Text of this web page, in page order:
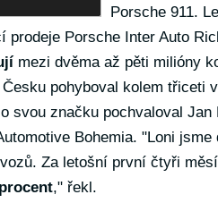
Porsche 911.
prodeje Porsche Inter Auto
mezi dvěma až pěti milióny
pohyboval kolem třiceti
svou značku pochvaloval
Bohemia. "Loni
Za letošní první čtyři
," řekl.